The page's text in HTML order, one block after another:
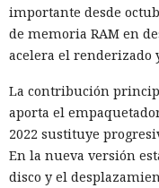
importante desde
de memoria RAM en
acelera el renderizado
La contribución
aporta el
2022 sustituye
En la nueva versión
disco y el